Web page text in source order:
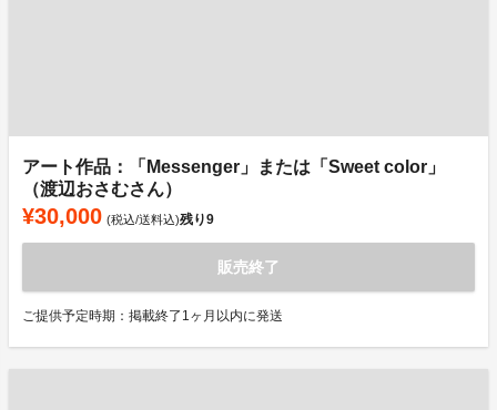
アート作品：「Messenger」または「Sweet color」
（渡辺おさむさん）
¥30,000 (税込/送料込)残り9
販売終了
ご提供予定時期：掲載終了1ヶ月以内に発送